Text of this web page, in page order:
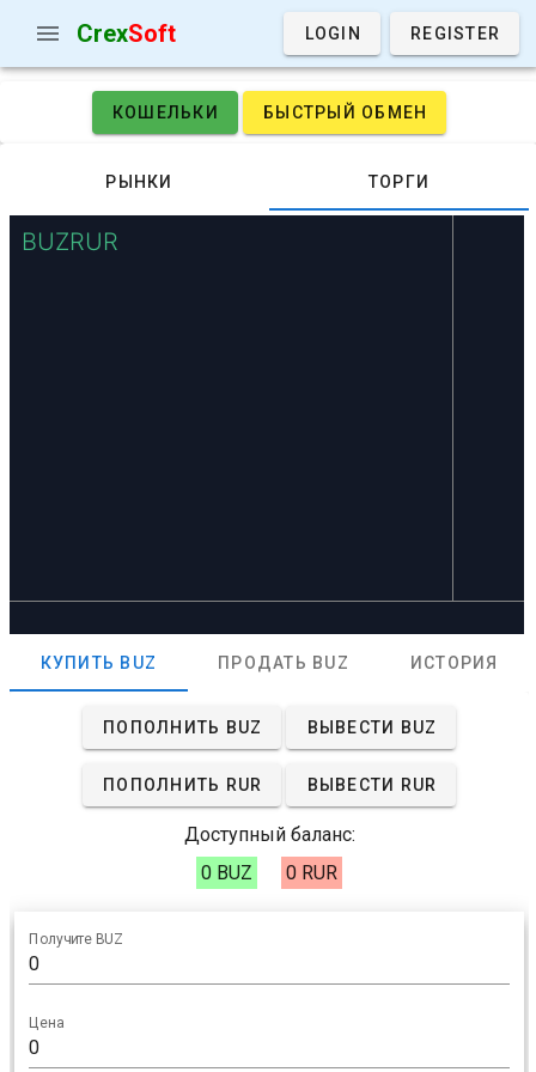
CrexSoft LOGIN REGISTER
КОШЕЛЬКИ БЫСТРЫЙ ОБМЕН
РЫНКИ ТОРГИ
BUZRUR
КУПИТЬ BUZ ПРОДАТЬ BUZ ИСТОРИЯ
ПОПОЛНИТЬ BUZ ВЫВЕСТИ BUZ
ПОПОЛНИТЬ RUR ВЫВЕСТИ RUR
Доступный баланс:
0 BUZ
0 RUR
Получите BUZ
Цена